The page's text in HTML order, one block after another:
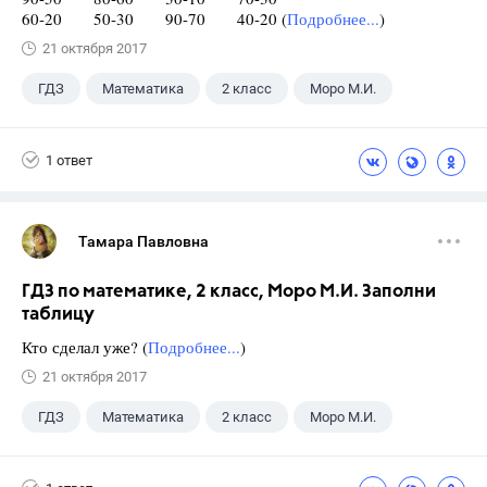
60-20 50-30 90-70 40-20 (Подробнее...)
21 октября 2017
ГДЗ Математика 2 класс Моро М.И.
1 ответ
Тамара Павловна
ГДЗ по математике, 2 класс, Моро М.И. Заполни
таблицу
Кто сделал уже? (Подробнее...)
21 октября 2017
ГДЗ Математика 2 класс Моро М.И.